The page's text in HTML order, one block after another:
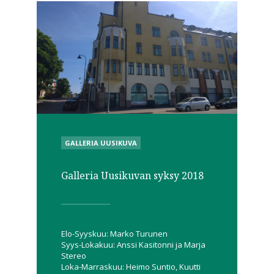
POSTED
IN
GALLERIA UUSIKUVA
Galleria Uusikuvan syksy 2018
Elo-Syyskuu: Marko Turunen
Syys-Lokakuu: Anssi Kasitonni ja Marja
Stereo
Loka-Marraskuu: Heimo Suntio, Kuutti